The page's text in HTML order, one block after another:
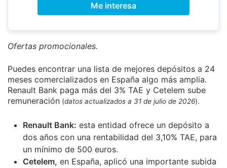
Me interesa
Ofertas promocionales.
Puedes encontrar una lista de mejores depósitos a 24
meses comercializados en España algo más amplia.
Renault Bank paga más del 3% TAE y Cetelem sube
remuneración (datos actualizados a 31 de julio de 2026).
Renault Bank: esta entidad ofrece un depósito a
dos años con una rentabilidad del 3,10% TAE, para
un mínimo de 500 euros.
Cetelem, en España, aplicó una importante subida